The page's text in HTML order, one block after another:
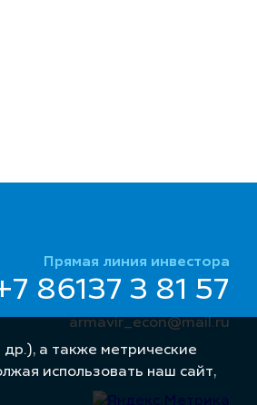
Прямая линия инвестора
86137 3 81 57
armavir_econ@mail.ru
а также метрические
использовать наш сайт,